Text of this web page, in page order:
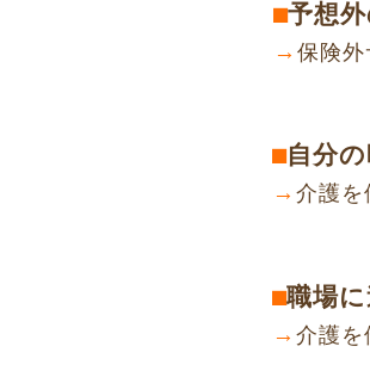
→ 保険
⬛︎予想
→ 介護を
⬛︎自分
→ 介護を
⬛︎職場